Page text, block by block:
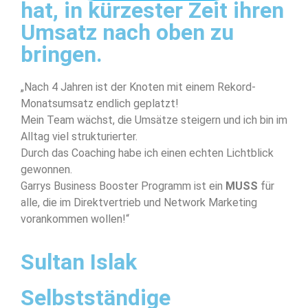
hat, in kürzester Zeit ihren
Umsatz nach oben zu
bringen.
„Nach 4 Jahren ist der Knoten mit einem Rekord-
Monatsumsatz endlich geplatzt!
Mein Team wächst, die Umsätze steigern und ich bin im
Alltag viel strukturierter.
Durch das Coaching habe ich einen echten Lichtblick
gewonnen.
Garrys Business Booster Programm ist ein MUSS für
alle, die im Direktvertrieb und Network Marketing
vorankommen wollen!“
Sultan Islak
Selbstständige